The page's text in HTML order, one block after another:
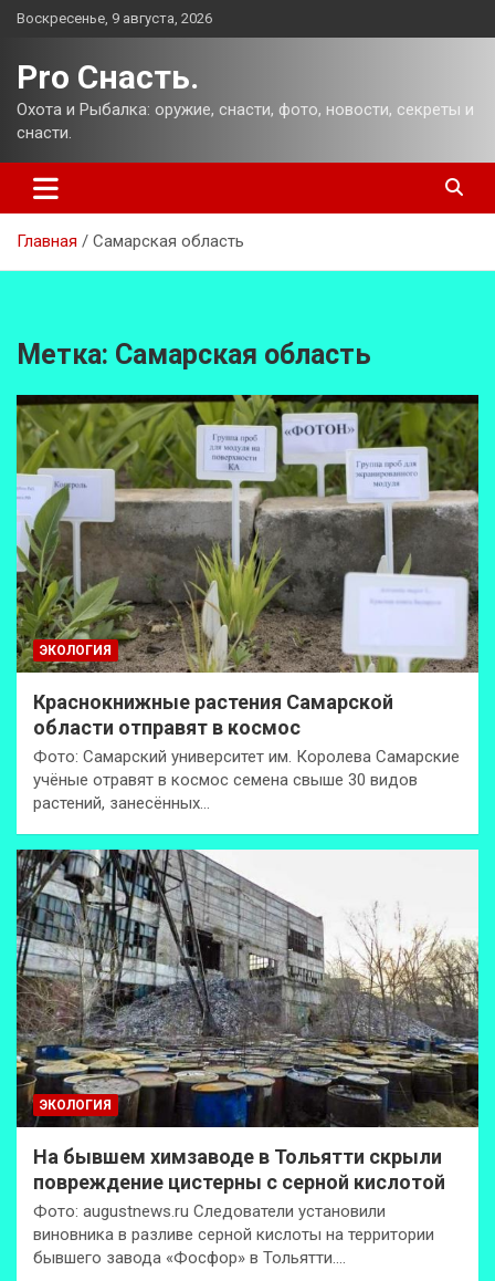
Перейти
Воскресенье, 9 августа, 2026
Pro Снасть.
Охота и Рыбалка: оружие, снасти, фото, новости, секреты и
снасти.
Главная Самарская область
Метка: Самарская область
ЭКОЛОГИЯ
Краснокнижные растения Самарской
области отправят в космос
Фото: Самарский университет им. Королева Самарские
учёные отравят в космос семена свыше 30 видов
растений, занесённых…
ЭКОЛОГИЯ
На бывшем химзаводе в Тольятти скрыли
повреждение цистерны с серной кислотой
Фото: augustnews.ru Следователи установили
виновника в разливе серной кислоты на территории
бывшего завода «Фосфор» в Тольятти.…